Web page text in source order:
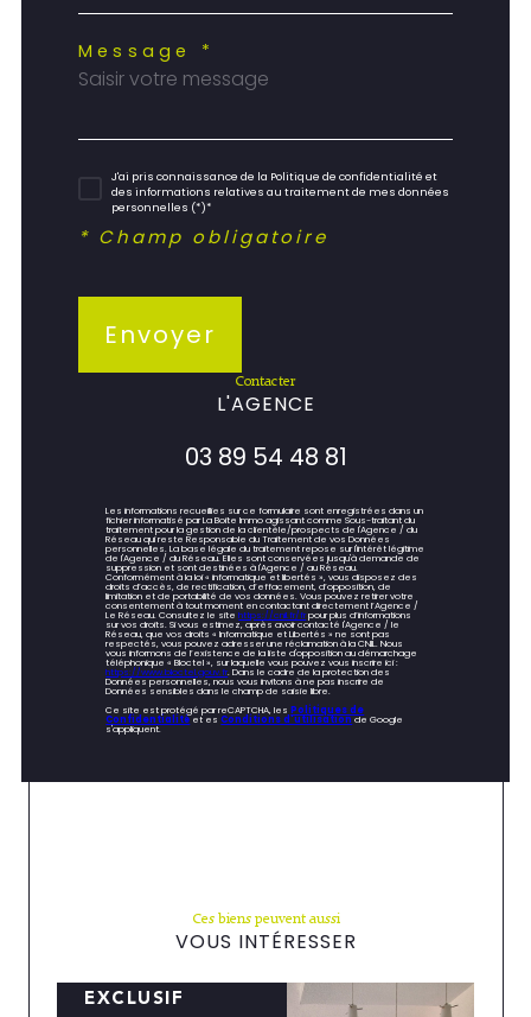
Message *
J'ai pris connaissance de la Politique de confidentialité et
des informations relatives au traitement de mes données
personnelles (*)*
* Champ obligatoire
Envoyer
contacter
L'AGENCE
03 89 54 48 81
Les informations recueillies sur ce formulaire sont enregistrées dans un
fichier informatisé par La Boite Immo agissant comme Sous-traitant du
traitement pour la gestion de la clientèle/prospects de l'Agence / du
Réseau qui reste Responsable du Traitement de vos Données
personnelles. La base légale du traitement repose sur l'intérêt légitime
de l'Agence / du Réseau. Elles sont conservées jusqu'à demande de
suppression et sont destinées à l'Agence / au Réseau.
Conformément à la loi « informatique et libertés », vous disposez des
droits d’accès, de rectification, d’effacement, d’opposition, de
limitation et de portabilité de vos données. Vous pouvez retirer votre
consentement à tout moment en contactant directement l’Agence /
Le Réseau. Consultez le sitehttps://cnil.fr/frpour plus d’informations
sur vos droits. Si vous estimez, après avoir contacté l'Agence / le
Réseau, que vos droits « Informatique et Libertés » ne sont pas
respectés, vous pouvez adresser une réclamation à la CNIL. Nous
vous informons de l’existence de la liste d'opposition au démarchage
téléphonique « Bloctel », sur laquelle vous pouvez vous inscrire ici :
https://www.bloctel.gouv.fr. Dans le cadre de la protection des
Données personnelles, nous vous invitons à ne pas inscrire de
Données sensibles dans le champ de saisie libre.
Ce site est protégé par reCAPTCHA, lesPolitiques de
Confidentialité et esConditions d'utilisation de Google
s'appliquent.
Ces biens peuvent aussi
VOUS INTÉRESSER
EXCLUSIF